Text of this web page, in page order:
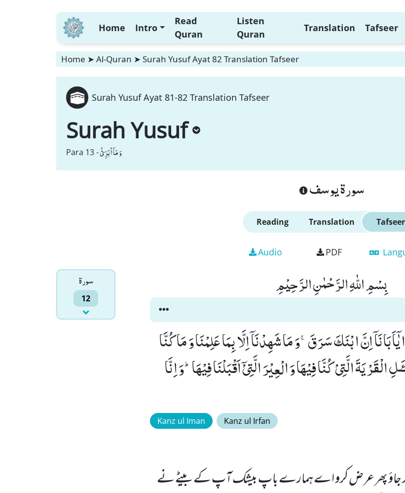
Home Intro
Read
Quran
Listen
Quran
Translation Tafseer
Home ➤ Al-Quran ➤ Surah Yusuf Ayat 82 Translation Tafseer
Surah Yusuf Ayat 81-82 Translation Tafseer
Surah Yusuf
Para 13 -وَ مَاۤ اُبَرِّئُ
سورة يوسف
Reading Translation Tafseer
Audio PDF
سورۃ
12
بِسْمِ اللّٰهِ الرَّحْمٰنِ الرَّحِیْمِ
اِنَّ ابْنَكَ سَرَقَۚ-وَ مَا شَهِدْنَاۤ اِلَّا بِمَا عَلِمْنَا وَ مَا كُنَّا
وَ سْــٴَـلِ الْقَرْیَةَ الَّتِیْ كُنَّا فِیْهَا وَ الْعِیْرَ الَّتِیْۤ اَقْبَلْنَا فِیْهَاؕ-وَ اِنَّا
Kanz ul Iman Kanz ul Irfan
جاؤ پھر عرض کرو اے ہمارے باپ بیشک آپ کے بیٹے نے